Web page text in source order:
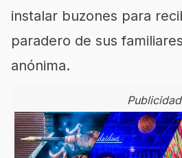
instalar buzones para
paradero de sus
anónima.
Publicidad